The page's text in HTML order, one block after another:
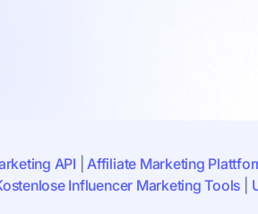
API Affiliate Marketing
Influencer Marketing Tools